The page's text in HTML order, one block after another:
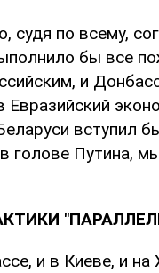
по всему,
бы все
и
вступил
голове Путина,
и в Киеве, и